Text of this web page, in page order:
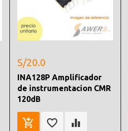
S/20.0
INA128P Amplificador
de instrumentacion CMR
120dB